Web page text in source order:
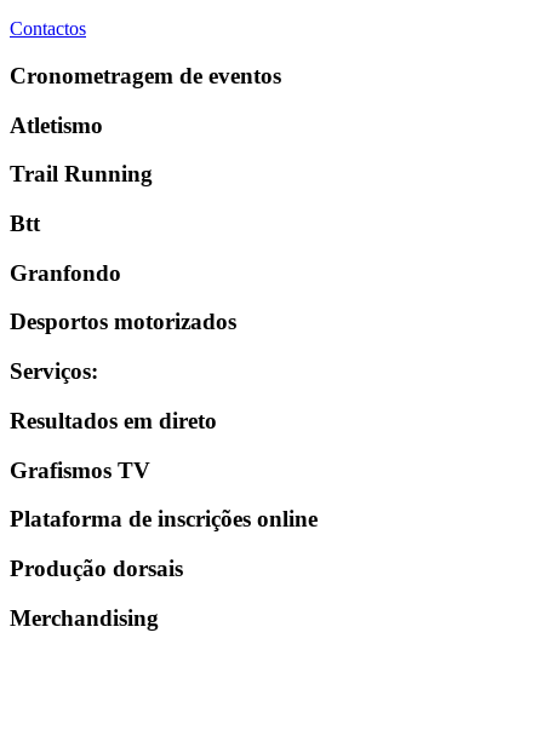
Contactos
Cronometragem de eventos
Atletismo
Trail Running
Btt
Granfondo
Desportos motorizados
Serviços:
Resultados em direto
Grafismos TV
Plataforma de inscrições online
Produção dorsais
Merchandising